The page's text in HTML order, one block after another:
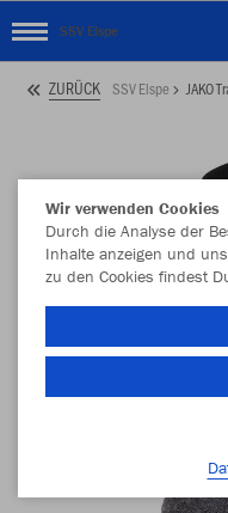
SSV Elspe
ZURÜCK SSV Elspe JAKO
Wir verwenden Cookies
Durch die Analyse der
Inhalte anzeigen und
zu den Cookies findest